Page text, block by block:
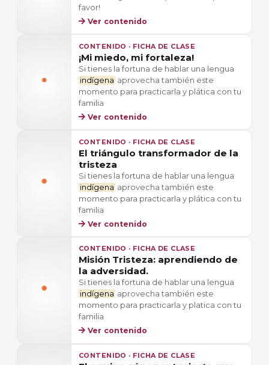
favor!
Ver contenido
CONTENIDO · FICHA DE CLASE
¡Mi miedo, mi fortaleza!
Si tienes la fortuna de hablar una lengua
indígena aprovecha también este
momento para practicarla y plática con tu
familia
Ver contenido
CONTENIDO · FICHA DE CLASE
El triángulo transformador de la
tristeza
Si tienes la fortuna de hablar una lengua
indígena aprovecha también este
momento para practicarla y plática con tu
familia
Ver contenido
CONTENIDO · FICHA DE CLASE
Misión Tristeza: aprendiendo de
la adversidad.
Si tienes la fortuna de hablar una lengua
indígena aprovecha también este
momento para practicarla y platica con tu
familia
Ver contenido
CONTENIDO · FICHA DE CLASE